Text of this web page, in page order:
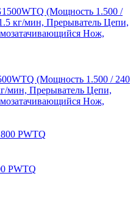
(Мощность 1.500 / 240
мин, Прерыватель Цепи,
Нож,
PWTQ